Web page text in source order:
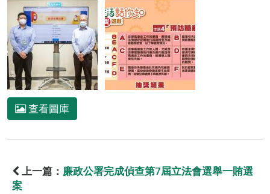
查看圖庫
上一篇： 廉政公署完成偵查第7屆立法會選舉一賄選
案